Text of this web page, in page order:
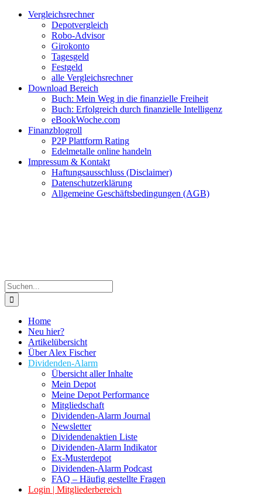
Zum
Facebook
Twitter
Instagram
Pinterest
YouTubeVergleichsrechner
Depotvergleich
Robo-Advisor
Girokonto
Tagesgeld
Festgeld
alle Vergleichsrechner
Download Bereich
Buch: Mein Weg in die finanzielle Freiheit
Buch: Erfolgreich durch finanzielle Intelligenz
eBookWoche.com
Finanzblogroll
P2P Plattform Rating
Edelmetalle online handeln
Impressum & Kontakt
Haftungsausschluss (Disclaimer)
Datenschutzerklärung
Allgemeine Geschäftsbedingungen (AGB)
Suche
nach:
Home
Neu hier?
Artikelübersicht
Über Alex Fischer
Dividenden-Alarm
Übersicht aller Inhalte
Mein Depot
Meine Depot Performance
Mitgliedschaft
Dividenden-Alarm Journal
Newsletter
Dividendenaktien Liste
Dividenden-Alarm Indikator
Ex-Musterdepot
Dividenden-Alarm Podcast
FAQ – Häufig gestellte Fragen
Login | Mitgliederbereich